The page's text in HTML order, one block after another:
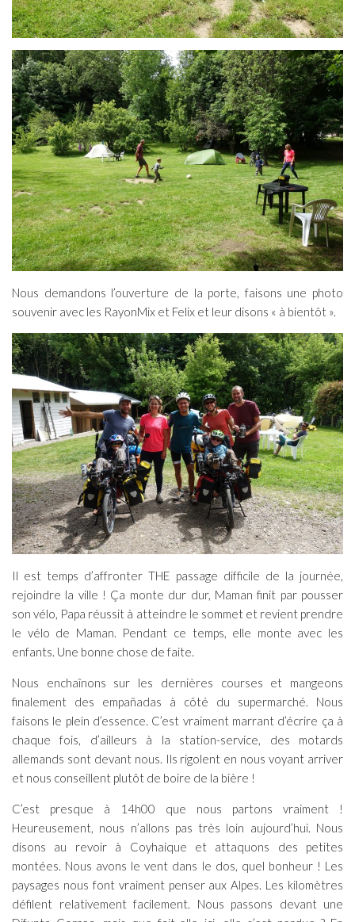
Nous demandons l’ouverture de la porte, faisons une photo
souvenir avec les RayonMix et Felix et leur disons « à bientôt ».
Il est temps d’affronter THE passage difficile de la journée,
rejoindre la ville ! Ça monte dur dur, Maman finit par pousser
son vélo, Papa réussit à atteindre le sommet et revient prendre
le vélo de Maman. Pendant ce temps, elle monte avec les
enfants. Une bonne chose de faite.
Nous enchaînons sur les dernières courses et mangeons
finalement des empañadas à côté du supermarché. Nous
faisons le plein d’essence. C’est vraiment marrant d’écrire ça à
chaque fois, d’ailleurs à la station-service, des motards
allemands sont devant nous. Ils rigolent en nous voyant arriver
et nous conseillent plutôt de boire de la bière !
C’est presque à 14h00 que nous partons vraiment !
Heureusement, nous n’allons pas très loin aujourd’hui. Nous
disons au revoir à Coyhaique et attaquons des petites
montées. Nous avons le vent dans le dos, quel bonheur ! Les
paysages nous font vraiment penser aux Alpes. Les kilomètres
défilent relativement facilement. Nous passons devant une